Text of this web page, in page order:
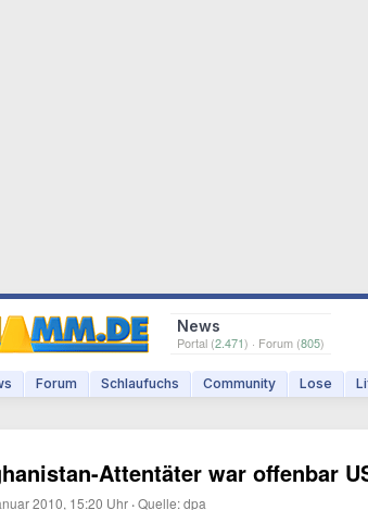
News
Portal (2.471) · Forum (805)
Forum Schlaufuchs Community Lose
Attentäter war offenbar
2010, 15:20 Uhr ·Quelle:dpa